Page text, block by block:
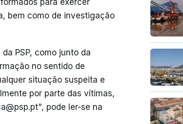
para exercer
bem como de investigação
PSP, como junto da
no sentido de
situação suspeita e
por parte das vítimas,
pode ler-se na